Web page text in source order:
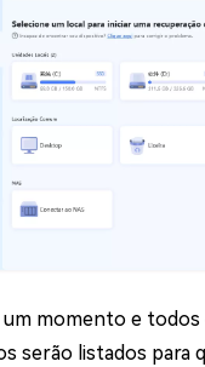
momento e todos
serão listados para